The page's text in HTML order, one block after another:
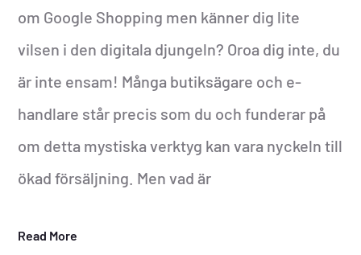
om Google Shopping men känner dig lite
vilsen i den digitala djungeln? Oroa dig inte, du
är inte ensam! Många butiksägare och e-
handlare står precis som du och funderar på
om detta mystiska verktyg kan vara nyckeln till
ökad försäljning. Men vad är
Read More